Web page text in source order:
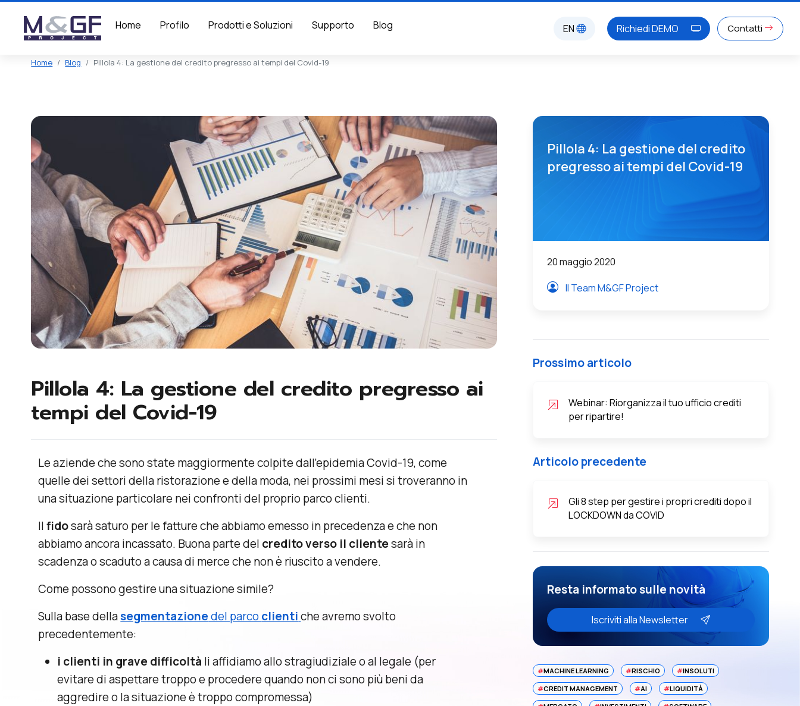
Home Profilo Prodotti e Soluzioni Supporto Blog EN Richiedi DEMO Contatti
Home Blog Pillola 4: La gestione del credito pregresso ai tempi del Covid-19
Pillola 4: La gestione del credito pregresso ai
tempi del Covid-19
Le aziende che sono state maggiormente colpite dall'epidemia Covid-19, come
quelle dei settori della ristorazione e della moda, nei prossimi mesi si troveranno in
una situazione particolare nei confronti del proprio parco clienti.
Ilfidosarà saturo per le fatture che abbiamo emesso in precedenza e che non
abbiamo ancora incassato. Buona parte del credito verso il clientesarà in
scadenza o scaduto a causa di merce che non è riuscito a vendere.
Come possono gestire una situazione simile?
Sulla base dellasegmentazionedel parcoclienti che avremo svolto
precedentemente:
i clienti in grave difficoltà li affidiamo allo stragiudiziale o al legale (per
evitare di aspettare troppo e procedere quando non ci sono più beni da
aggredire o la situazione è troppo compromessa)
Pillola 4: La gestione del credito
pregresso ai tempi del Covid-19
20 maggio 2020
Il Team M&GF Project
Prossimo articolo
Webinar: Riorganizza il tuo ufficio crediti
per ripartire!
Articolo precedente
Gli 8 step per gestire i propri crediti dopo il
LOCKDOWN da COVID
Resta informato sulle novità
Iscriviti alla Newsletter
#MACHINE LEARNING #RISCHIO #INSOLUTI
#CREDIT MANAGEMENT #AI #LIQUIDITÀ